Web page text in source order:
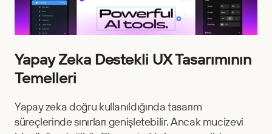
Yapay Zeka Destekli UX Tasarımının
Temelleri
Yapay zeka doğru kullanıldığında tasarım
süreçlerinde sınırları genişletebilir. Ancak mucizevi